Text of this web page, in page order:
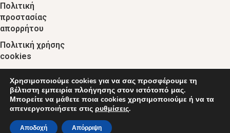
Πολιτική
προστασίας
απορρήτου
Πολιτική χρήσης
cookies
© 2024 :: decobebe.gr
Χρησιμοποιούμε cookies για να σας προσφέρουμε τη
βέλτιστη εμπειρία πλοήγησης στον ιστότοπό μας.
Μπορείτε να μάθετε ποια cookies χρησιμοποιούμε ή να τα
απενεργοποιήσετε στις ρυθμίσεις.
Αποδοχή Απόρριψη